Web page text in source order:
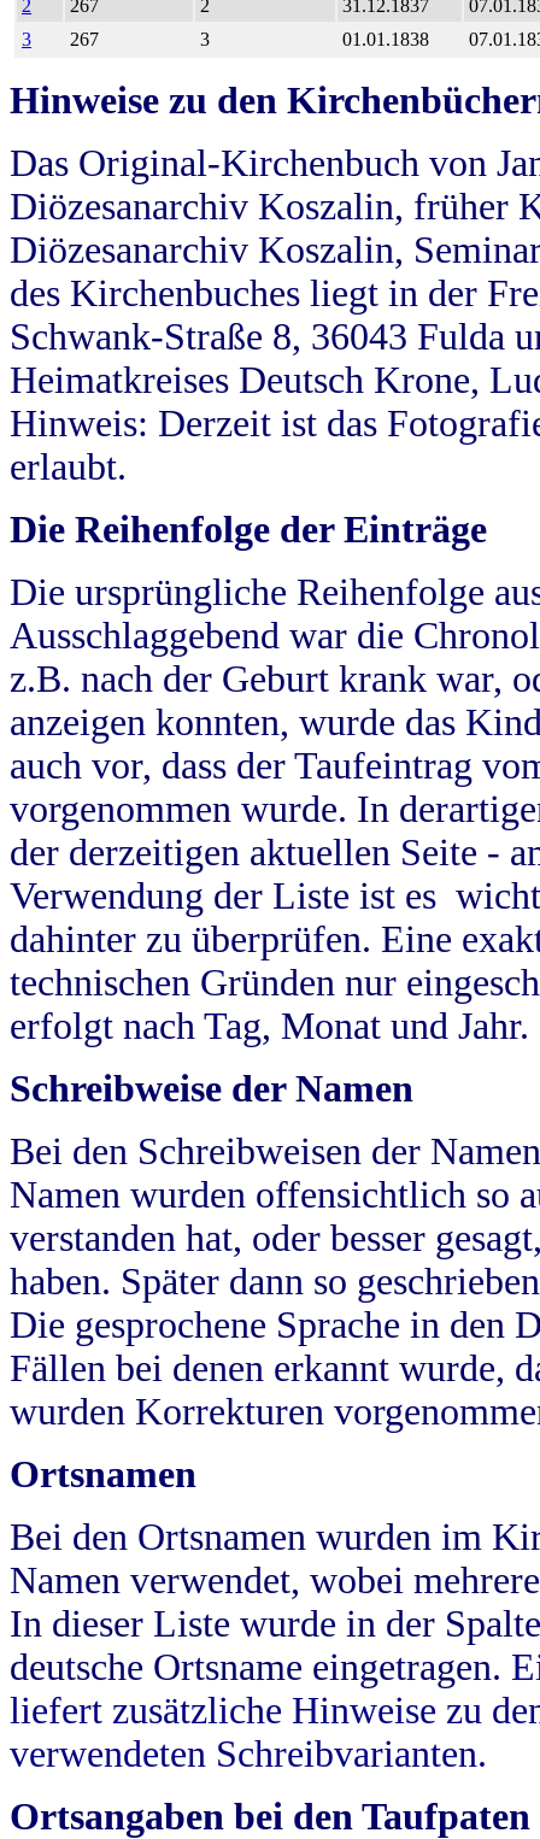
2
267 2 31.12.1837
3
267 3 01.01.1838
Hinweise zu den
Das Original-Kirchenbuch von
Diözesanarchiv Koszalin, früher
Diözesanarchiv Koszalin,
des Kirchenbuches liegt in der
Schwank-Straße 8, 36043 Fulda
Heimatkreises Deutsch Krone,
Hinweis: Derzeit ist das
erlaubt.
Die Reihenfolge der Einträge
Die ursprüngliche Reihenfolge
Ausschlaggebend war die
z.B. nach der Geburt krank war,
anzeigen konnten, wurde das
auch vor, dass der Taufeintrag
vorgenommen wurde. In
der derzeitigen aktuellen Seite -
Verwendung der Liste ist es
dahinter zu überprüfen. Eine
technischen Gründen nur
erfolgt nach Tag, Monat und Jahr.
Schreibweise der Namen
Bei den Schreibweisen der
Namen wurden offensichtlich so
verstanden hat, oder besser
haben. Später dann so
Die gesprochene Sprache in
Fällen bei denen erkannt wurde,
wurden Korrekturen
Ortsnamen
Bei den Ortsnamen wurden im
Namen verwendet, wobei
In dieser Liste wurde in der
deutsche Ortsname eingetragen.
liefert zusätzliche Hinweise zu
verwendeten Schreibvarianten.
Ortsangaben bei den Taufpaten